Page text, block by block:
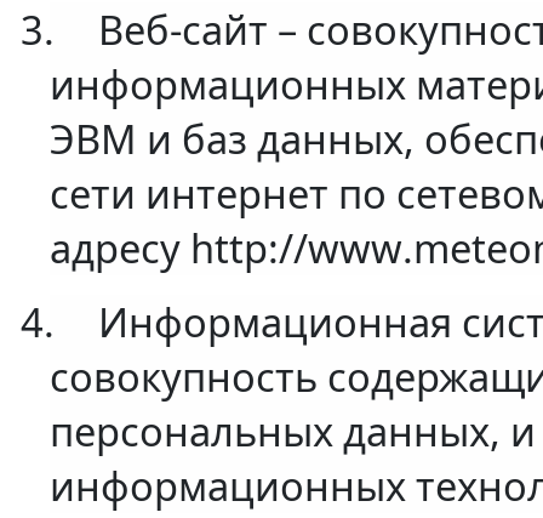
3.
Веб-сайт –
информационных
ЭВМ и баз данных,
сети интернет по
адресу http://www
4.
Информационная
совокупность
персональных данных,
информационных